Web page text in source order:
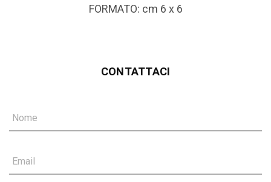
FORMATO: cm 6 x 6
CONTATTACI
Nome
Email